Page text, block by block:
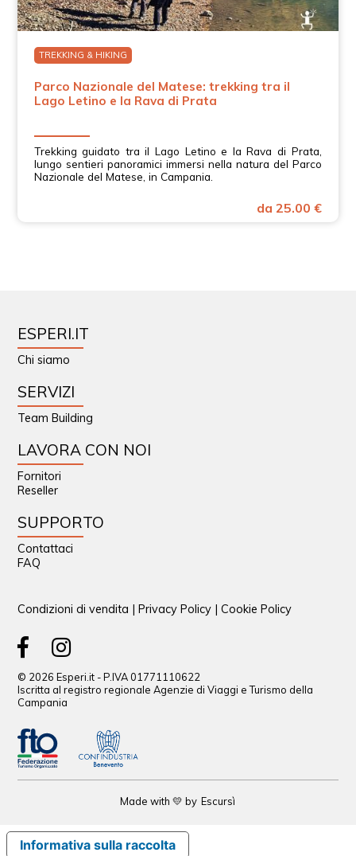
TREKKING & HIKING
Parco Nazionale del Matese: trekking tra il
Lago Letino e la Rava di Prata
Trekking guidato tra il Lago Letino e la Rava di Prata,
lungo sentieri panoramici immersi nella natura del Parco
Nazionale del Matese, in Campania.
da 25.00 €
ESPERI.IT
Chi siamo
SERVIZI
Team Building
LAVORA CON NOI
Fornitori
Reseller
SUPPORTO
Contattaci
FAQ
Condizioni di vendita |Privacy Policy |Cookie Policy
© 2026 Esperi.it - P.IVA 01771110622
Iscritta al registro regionale Agenzie di Viaggi e Turismo della
Campania
Made with 💛 by Escursì
Informativa sulla raccolta